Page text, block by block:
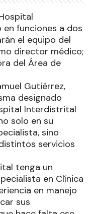
en funciones a dos
el equipo del
director médico;
del Área de
Gutiérrez,
designado
Interdistrital
solo en su
sino
servicios
tenga un
en Clínica
en manejo
sus